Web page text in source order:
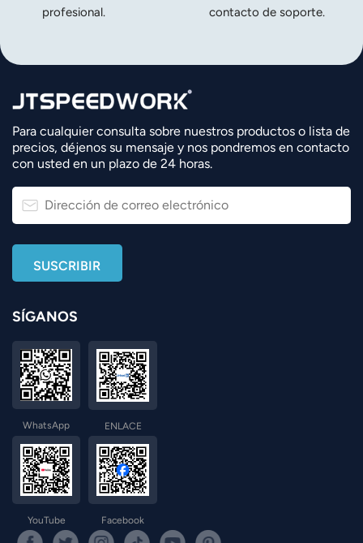
profesional.
contacto de soporte.
Para cualquier consulta sobre nuestros productos o lista de
precios, déjenos su mensaje y nos pondremos en contacto
con usted en un plazo de 24 horas.
SÍGANOS
WhatsApp ENLACE
YouTube Facebook